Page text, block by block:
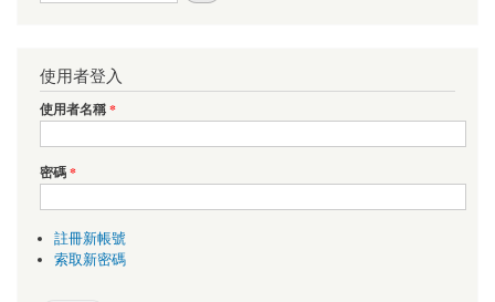
使用者登入
使用者名稱*
密碼*
註冊新帳號
索取新密碼